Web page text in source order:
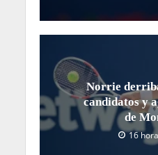
Norrie
candidatos y
de
16